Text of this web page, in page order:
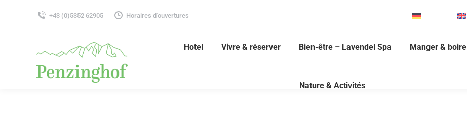
+43 (0)5352 62905 Horaires d'ouvertures
Hotel Vivre & réserver Bien-être – Lavendel Spa Manger & boire
Nature & Activités